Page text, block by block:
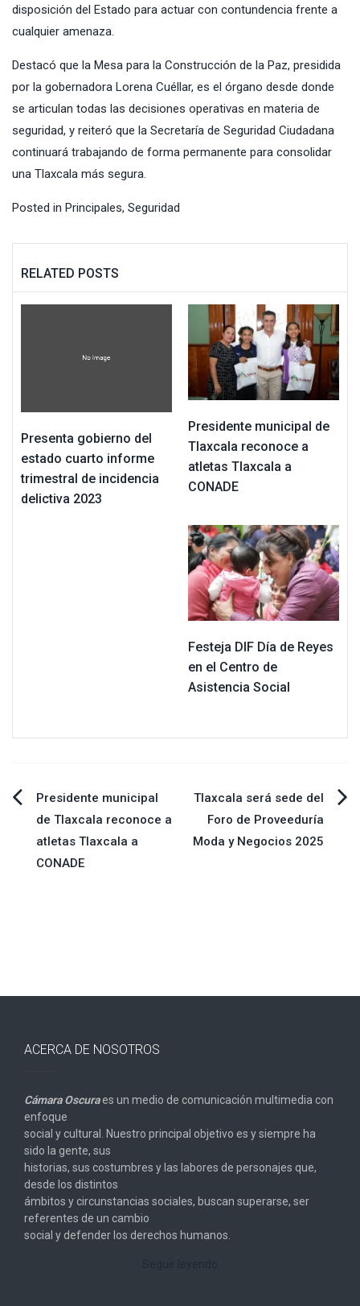
disposición del Estado para actuar con contundencia frente a
cualquier amenaza.
Destacó que la Mesa para la Construcción de la Paz, presidida
por la gobernadora Lorena Cuéllar, es el órgano desde donde
se articulan todas las decisiones operativas en materia de
seguridad, y reiteró que la Secretaría de Seguridad Ciudadana
continuará trabajando de forma permanente para consolidar
una Tlaxcala más segura.
Posted in Principales, Seguridad
RELATED POSTS
Presenta gobierno del
estado cuarto informe
trimestral de incidencia
delictiva 2023
Presidente municipal de
Tlaxcala reconoce a
atletas Tlaxcala a
CONADE
Festeja DIF Día de Reyes
en el Centro de
Asistencia Social
Navegación
de
Presidente municipal
de Tlaxcala reconoce a
atletas Tlaxcala a
CONADE
Tlaxcala será sede del
Foro de Proveeduría
Moda y Negocios 2025
ACERCA DE NOSOTROS
Cámara Oscuraes un medio de comunicación multimedia con
enfoque
social y cultural. Nuestro principal objetivo es y siempre ha
sido la gente, sus
historias, sus costumbres y las labores de personajes que,
desde los distintos
ámbitos y circunstancias sociales, buscan superarse, ser
referentes de un cambio
social y defender los derechos humanos.